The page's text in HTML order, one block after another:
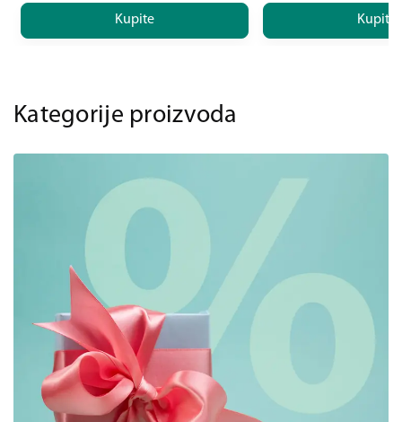
Kupite
Kupite
Kategorije proizvoda